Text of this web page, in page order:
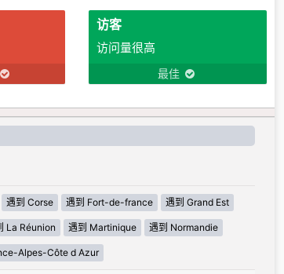
访客
访问量很高
最佳
遇到 Corse 遇到 Fort-de-france 遇到 Grand Est
La Réunion 遇到 Martinique 遇到 Normandie
Alpes-Côte d Azur